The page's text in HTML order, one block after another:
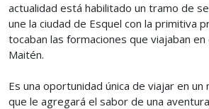
actualidad está habilitado un tramo de
une la ciudad de Esquel con la primitiva
tocaban las formaciones que viajaban en
Maitén.
Es una oportunidad única de viajar en
que le agregará el sabor de una